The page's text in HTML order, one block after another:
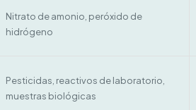
Nitrato de amonio, peróxido de
hidrógeno
Pesticidas, reactivos de laboratorio,
muestras biológicas